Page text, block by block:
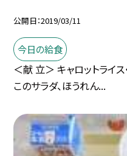
公開日 2019/03/11
今日の給食
＜献 立＞ キャロットライ
このサラダ、ほうれん...